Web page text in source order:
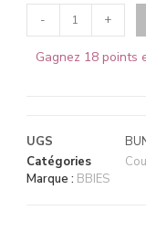
- +
Gagnez 18 points
UGS
Catégories
Marque : BBIES